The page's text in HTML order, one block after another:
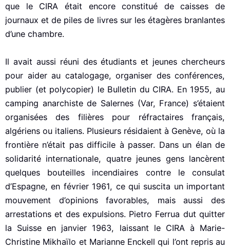
que le CIRA était encore constitué de caisses de
journaux et de piles de livres sur les étagères branlantes
d’une chambre.
Il avait aussi réuni des étudiants et jeunes chercheurs
pour aider au catalogage, organiser des conférences,
publier (et polycopier) le Bulletin du CIRA. En 1955, au
camping anarchiste de Salernes (Var, France) s’étaient
organisées des filières pour réfractaires français,
algériens ou italiens. Plusieurs résidaient à Genève, où la
frontière n’était pas difficile à passer. Dans un élan de
solidarité internationale, quatre jeunes gens lancèrent
quelques bouteilles incendiaires contre le consulat
d’Espagne, en février 1961, ce qui suscita un important
mouvement d’opinions favorables, mais aussi des
arrestations et des expulsions. Pietro Ferrua dut quitter
la Suisse en janvier 1963, laissant le CIRA à Marie-
Christine Mikhaïlo et Marianne Enckell qui l’ont repris au